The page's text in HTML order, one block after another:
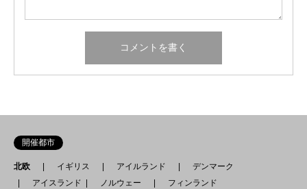
開催都市
北欧 イギリス アイルランド
デンマーク
アイスランド
ノルウェー
フィンランド